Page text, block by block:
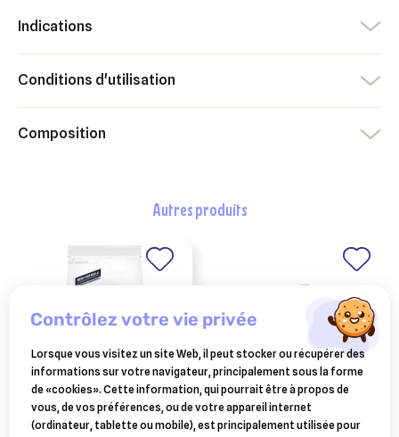
Indications
Conditions d'utilisation
Composition
autres produits
croquettes advance
veterinary diets
ESC LABORATOIRE
esc laboratoire
contrôlez votre vie privée
Lorsque vous visitez un site Web, il peut stocker ou récupérer des
informations sur votre navigateur, principalement sous la forme
de «cookies». Cette information, qui pourrait être à propos de
vous, de vos préférences, ou de votre appareil internet
(ordinateur, tablette ou mobile), est principalement utilisée pour